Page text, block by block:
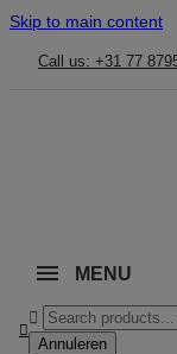
Skip to main content
Call us: +31 77
MENU


Annuleren